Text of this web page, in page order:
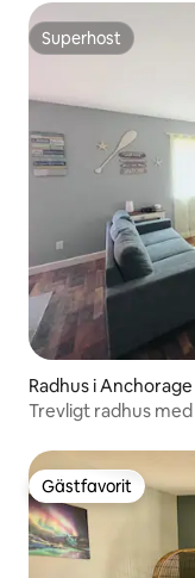
Superhost
Superhost
Radhus i Anchorage
Trevligt radhus
Gästfavorit
Gästfavorit